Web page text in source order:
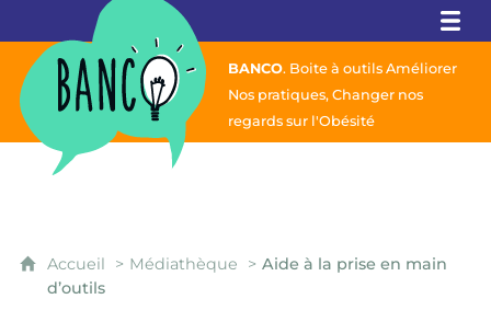
BANCO. Boite à outils Améliorer
Nos pratiques, Changer nos
regards sur l'Obésité
Accueil Médiathèque
Aide à la prise en main
d’outils